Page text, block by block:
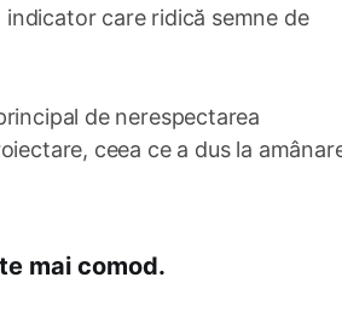
care ridică semne de
de nerespectarea
ceea ce a dus la
mai comod.